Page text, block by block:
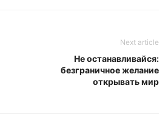
Next article
Не останавливайся:
безграничное желание
открывать мир